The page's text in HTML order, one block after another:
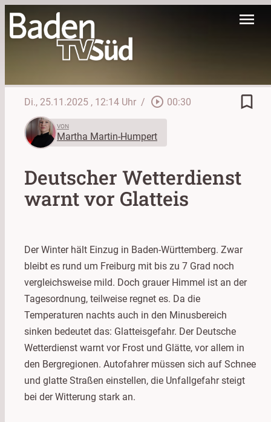
menu
Di., 25.11.2025 , 12:14 Uhr / play_circle_outline 00:30 bookmark_border
VON
Martha Martin-Humpert
Deutscher Wetterdienst
warnt vor Glatteis
Der Winter hält Einzug in Baden-Württemberg. Zwar
bleibt es rund um Freiburg mit bis zu 7 Grad noch
vergleichsweise mild. Doch grauer Himmel ist an der
Tagesordnung, teilweise regnet es. Da die
Temperaturen nachts auch in den Minusbereich
sinken bedeutet das: Glatteisgefahr. Der Deutsche
Wetterdienst warnt vor Frost und Glätte, vor allem in
den Bergregionen. Autofahrer müssen sich auf Schnee
und glatte Straßen einstellen, die Unfallgefahr steigt
bei der Witterung stark an.